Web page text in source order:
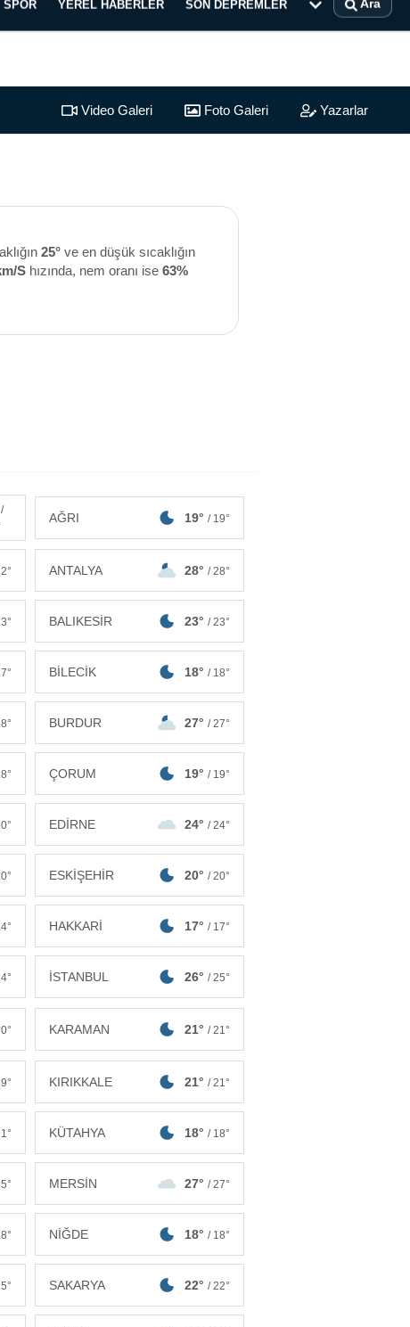
SPOR YEREL HABERLER SON DEPREMLER Ara
Video Galeri Foto Galeri Yazarlar
25°ve en düşük sıcaklığın
Shızında, nem oranı ise 63%
/
AĞRI 19° / 19°
ANTALYA 28° / 28°
BALIKESİR 23° / 23°
BİLECİK 18° / 18°
BURDUR 27° / 27°
ÇORUM 19° / 19°
EDİRNE 24° / 24°
ESKİŞEHİR 20° / 20°
HAKKARİ 17° / 17°
İSTANBUL 26° / 25°
KARAMAN 21° / 21°
KIRIKKALE 21° / 21°
KÜTAHYA 18° / 18°
MERSİN 27° / 27°
NİĞDE 18° / 18°
SAKARYA 22° / 22°